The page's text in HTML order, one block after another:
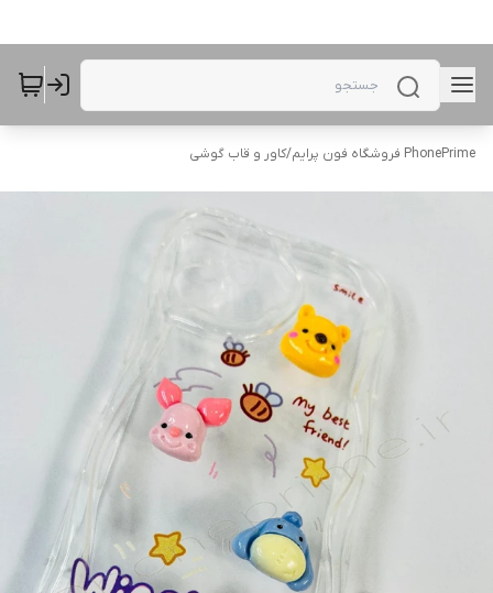
PhonePrime فروشگاه فون پرایم /کاور و قاب گوشی